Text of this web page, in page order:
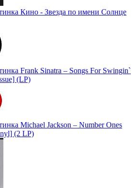
Кино - Звезда по имени Солнце
Frank Sinatra – Songs For Swingin`
(LP)
Michael Jackson – Number Ones
(2 LP)